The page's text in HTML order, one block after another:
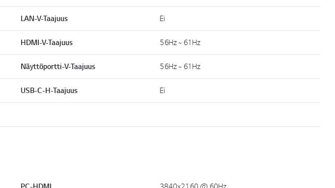
LAN-V-Taajuus Ei
HDMI-V-Taajuus 56Hz ~ 61Hz
Näyttöportti-V-Taajuus 56Hz ~ 61Hz
USB-C-H-Taajuus Ei
3840x2160 @ 60Hz